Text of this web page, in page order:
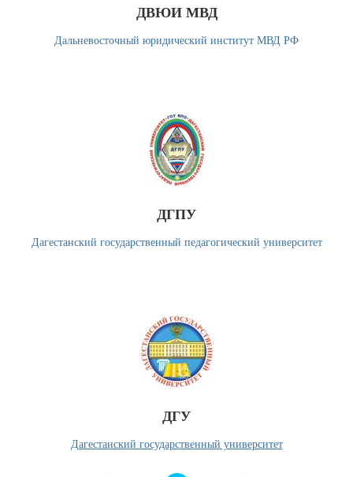
ДВЮИ МВД
Дальневосточный юридический институт МВД РФ
ДГПУ
Дагестанский государственный педагогический университет
ДГУ
Дагестанский государственный университет